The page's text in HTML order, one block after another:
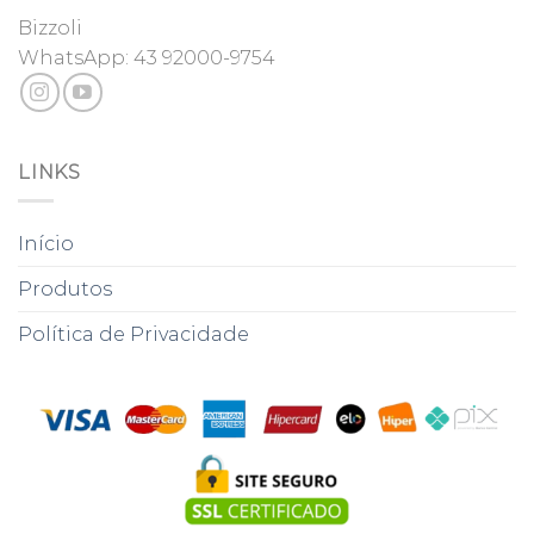
Bizzoli
WhatsApp: 43 92000-9754
LINKS
Início
Produtos
Política de Privacidade